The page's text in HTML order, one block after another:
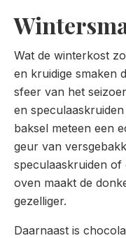
Wat de winterkost
en kruidige smaken
sfeer van het
en
baksel meteen een
geur van
speculaaskruiden of
oven maakt de
gezelliger.
Daarnaast is